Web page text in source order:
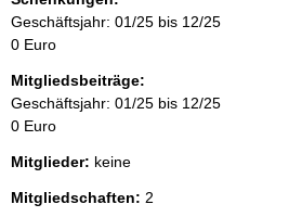
Geschäftsjahr: 01/25 bis 12/25
0 Euro
Mitgliedsbeiträge:
Geschäftsjahr: 01/25 bis 12/25
0 Euro
Mitglieder: keine
Mitgliedschaften: 2